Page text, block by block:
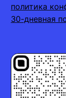
политика
30-дневная